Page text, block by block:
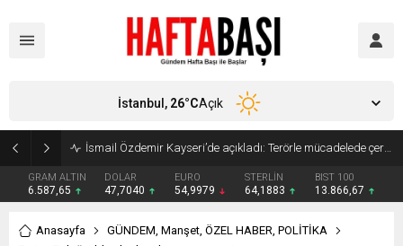
Süleyman Soylu ‘çok korktum’ deyip ilk kez açıkladı: En büyük tehdit dışarısıdır!
GRAM ALTIN
6.587,65
DOLAR
47,7040
EURO
54,9979
STERLİN
64,1883
BIST 100
13.866,67
İstanbul, 26°CAçık
Anasayfa GÜNDEM, Manşet, ÖZEL HABER, POLİTİKA